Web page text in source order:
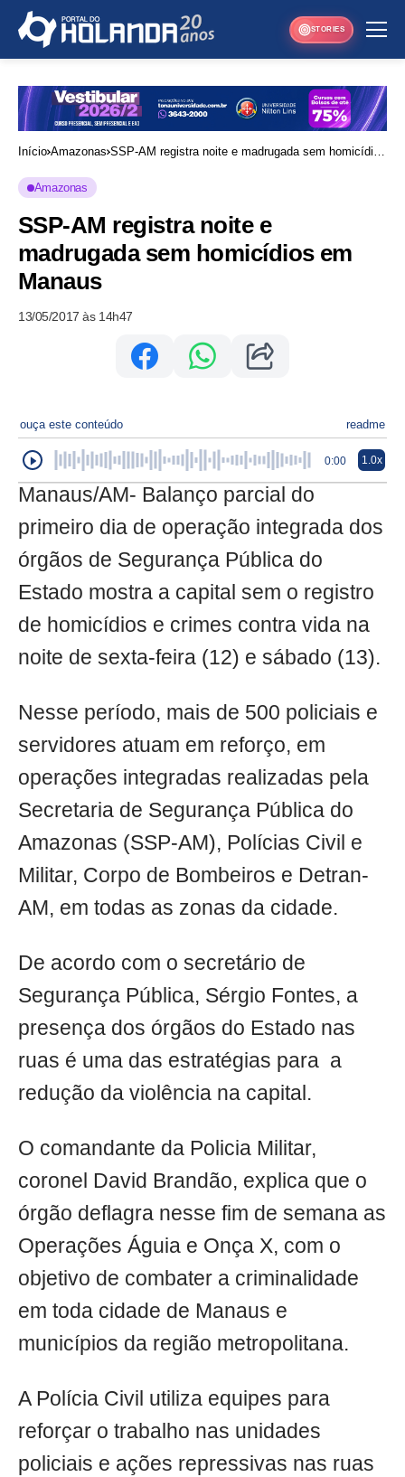
STORIES
Início Amazonas SSP-AM registra noite e madrugada sem homicídios
Amazonas
SSP-AM registra noite e
madrugada sem homicídios em
Manaus
13/05/2017 às 14h47
ouça este conteúdo readme
0:00 1.0x
Manaus/AM- Balanço parcial do
primeiro dia de operação integrada dos
órgãos de Segurança Pública do
Estado mostra a capital sem o registro
de homicídios e crimes contra vida na
noite de sexta-feira (12) e sábado (13).
Nesse período, mais de 500 policiais e
servidores atuam em reforço, em
operações integradas realizadas pela
Secretaria de Segurança Pública do
Amazonas (SSP-AM), Polícias Civil e
Militar, Corpo de Bombeiros e Detran-
AM, em todas as zonas da cidade.
De acordo com o secretário de
Segurança Pública, Sérgio Fontes, a
presença dos órgãos do Estado nas
ruas é uma das estratégias para a
redução da violência na capital.
O comandante da Policia Militar,
coronel David Brandão, explica que o
órgão deflagra nesse fim de semana as
Operações Águia e Onça X, com o
objetivo de combater a criminalidade
em toda cidade de Manaus e
municípios da região metropolitana.
A Polícia Civil utiliza equipes para
reforçar o trabalho nas unidades
policiais e ações repressivas nas ruas